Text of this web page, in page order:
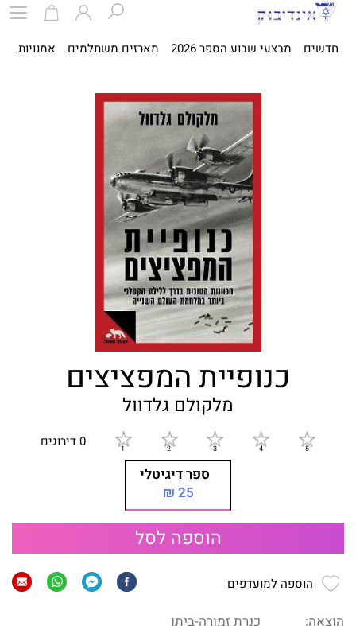
חדשים מבצעי שבוע הספר 2026 מארזים משתלמים אמנויות
כנופיית המפציצים
מלקולם גלדוול
0 דירוגים
ספר דיגיטלי
25 ₪
הוספה לסל
הוספה למועדפים
הוצאה:
כנרת זמורה-ביתן